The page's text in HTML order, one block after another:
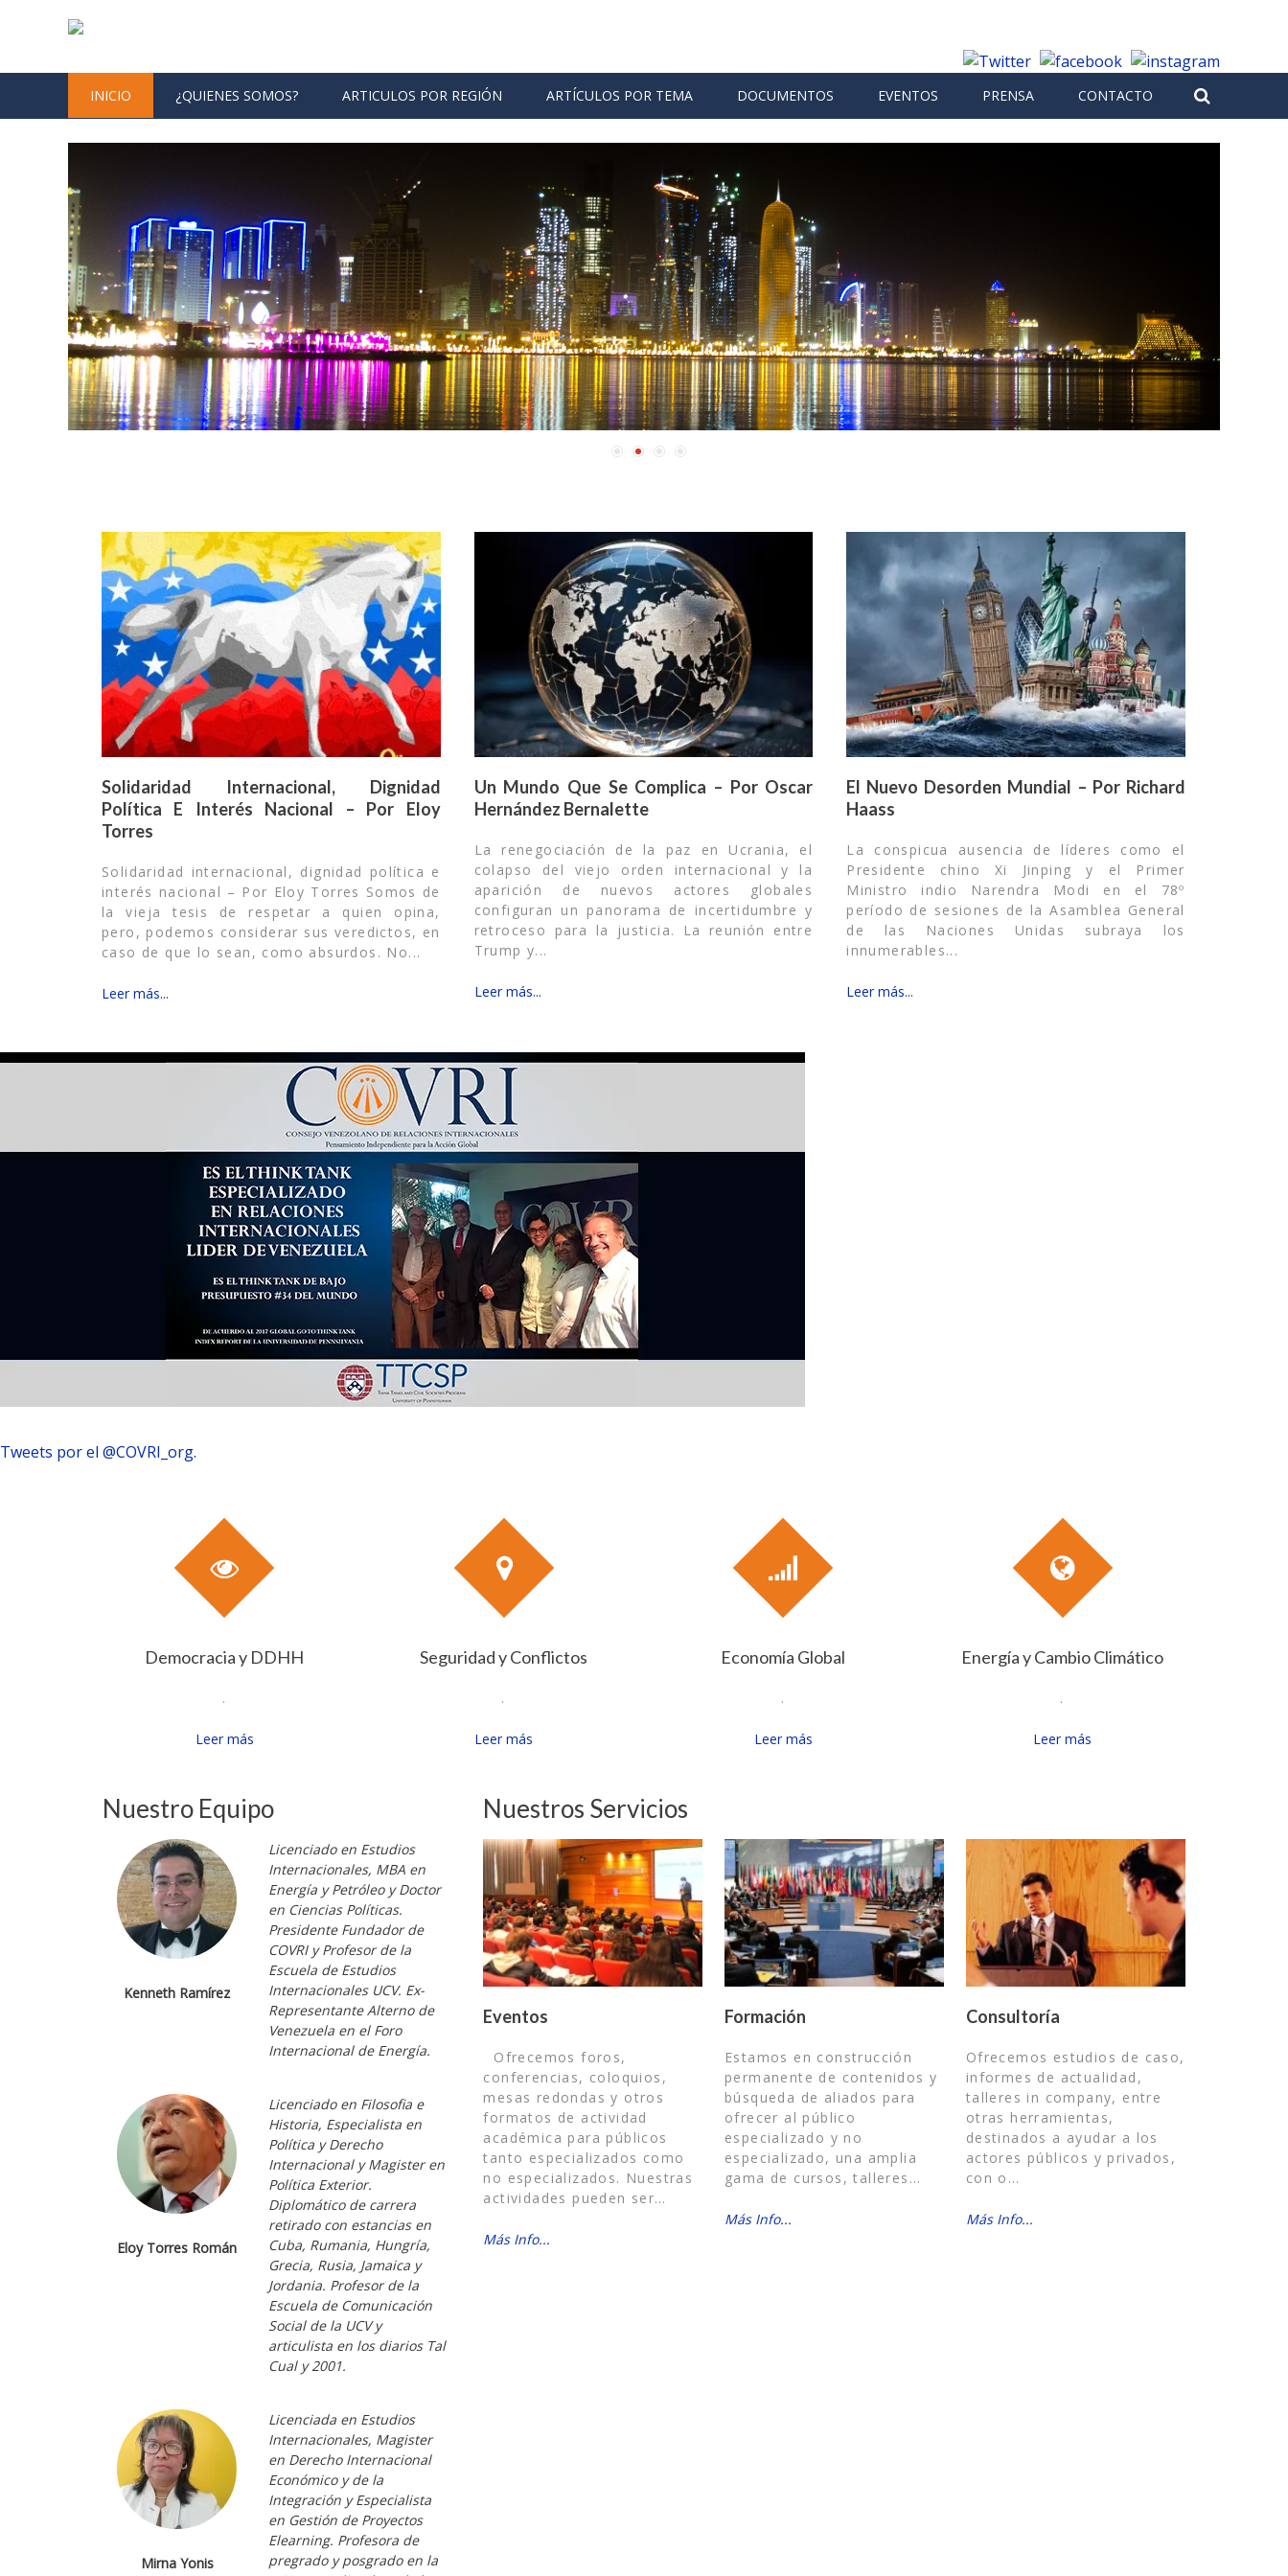
INICIO ¿QUIENES SOMOS? ARTICULOS POR REGIÓN ARTÍCULOS POR TEMA DOCUMENTOS EVENTOS PRENSA CONTACTO
Solidaridad Internacional, Dignidad
Política E Interés Nacional – Por Eloy
Torres
Solidaridad internacional, dignidad política e
interés nacional – Por Eloy Torres Somos de
la vieja tesis de respetar a quien opina,
pero, podemos considerar sus veredictos, en
caso de que lo sean, como absurdos. No...
Leer más...
Un Mundo Que Se Complica – Por Oscar
Hernández Bernalette
La renegociación de la paz en Ucrania, el
colapso del viejo orden internacional y la
aparición de nuevos actores globales
configuran un panorama de incertidumbre y
retroceso para la justicia. La reunión entre
Trump y...
Leer más...
El Nuevo Desorden Mundial – Por Richard
Haass
La conspicua ausencia de líderes como el
Presidente chino Xi Jinping y el Primer
Ministro indio Narendra Modi en el 78º
período de sesiones de la Asamblea General
de las Naciones Unidas subraya los
innumerables...
Leer más...
Tweets por el @COVRI_org.
Democracia y DDHH
.
Leer más
Seguridad y Conflictos
.
Leer más
Economía Global
.
Leer más
Energía y Cambio Climático
.
Leer más
Nuestro Equipo
Kenneth Ramírez
Licenciado en Estudios
Internacionales, MBA en
Energía y Petróleo y Doctor
en Ciencias Políticas.
Presidente Fundador de
COVRI y Profesor de la
Escuela de Estudios
Internacionales UCV. Ex-
Representante Alterno de
Venezuela en el Foro
Internacional de Energía.
Eloy Torres Román
Licenciado en Filosofia e
Historia, Especialista en
Política y Derecho
Internacional y Magister en
Política Exterior.
Diplomático de carrera
retirado con estancias en
Cuba, Rumania, Hungría,
Grecia, Rusia, Jamaica y
Jordania. Profesor de la
Escuela de Comunicación
Social de la UCV y
articulista en los diarios Tal
Cual y 2001.
Mirna Yonis
Licenciada en Estudios
Internacionales, Magister
en Derecho Internacional
Económico y de la
Integración y Especialista
en Gestión de Proyectos
Elearning. Profesora de
pregrado y posgrado en la
Nuestros Servicios
Eventos
Ofrecemos foros,
conferencias, coloquios,
mesas redondas y otros
formatos de actividad
académica para públicos
tanto especializados como
no especializados. Nuestras
actividades pueden ser…
Más Info...
Formación
Estamos en construcción
permanente de contenidos y
búsqueda de aliados para
ofrecer al público
especializado y no
especializado, una amplia
gama de cursos, talleres…
Más Info...
Consultoría
Ofrecemos estudios de caso,
informes de actualidad,
talleres in company, entre
otras herramientas,
destinados a ayudar a los
actores públicos y privados,
con o…
Más Info...